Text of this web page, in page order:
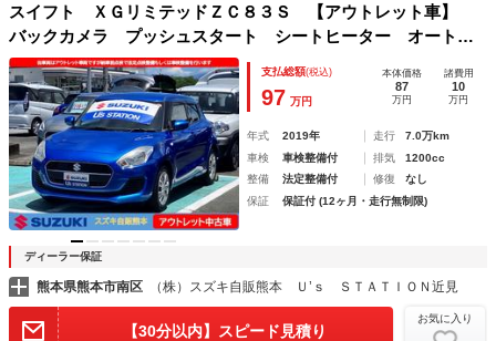
スイフト ＸＧリミテッドＺＣ８３Ｓ 【アウトレット車】
バックカメラ プッシュスタート シートヒーター オートエ
アコン ＥＴＣ スズキセーフティーサポート 衝突安全ボデ
ィ
支払総額(税込)
97 万円
本体価格
87
万円
諸費用
10
万円
年式 2019年 走行
7.0万km
車検
車検整備付 排気
1200cc
整備
法定整備付 修復
なし
保証
保証付 (12ヶ月・走行無制限)
ディーラー保証
熊本県熊本市南区 （株）スズキ自販熊本 Ｕ’ｓ ＳＴＡＴＩＯＮ近見
【30分以内】スピード見積り
お気に入り